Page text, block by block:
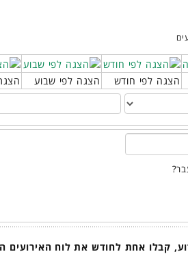
הצגה לפי חודש הצגה לפי שבוע
קבלו אחת לחודש את לוח